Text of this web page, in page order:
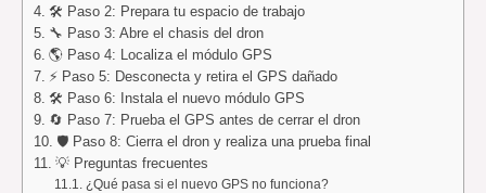
🛠️ Paso 2: Prepara tu espacio de trabajo
🔧 Paso 3: Abre el chasis del dron
🌎 Paso 4: Localiza el módulo GPS
⚡️ Paso 5: Desconecta y retira el GPS dañado
🛠️ Paso 6: Instala el nuevo módulo GPS
🔄 Paso 7: Prueba el GPS antes de cerrar el dron
🛡️ Paso 8: Cierra el dron y realiza una prueba final
💡 Preguntas frecuentes
¿Qué pasa si el nuevo GPS no funciona?